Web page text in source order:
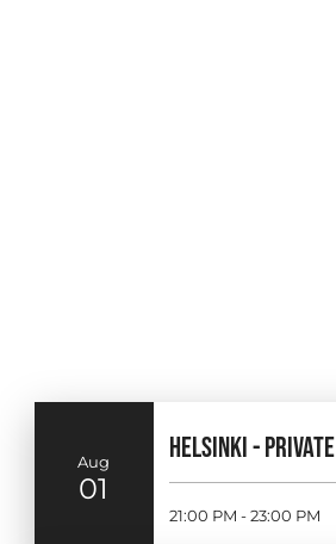
Aug
01
HELSINKI - PRIVATE
21:00 PM - 23:00 PM